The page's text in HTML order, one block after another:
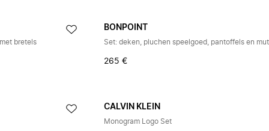
bretels
BONPOINT
Set: deken, pluchen speelgoed, pantoffels en
265 €
CALVIN KLEIN
Monogram Logo Set